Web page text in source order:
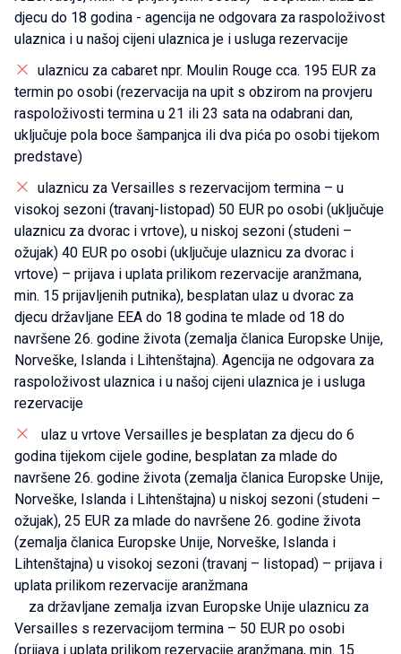
djecu do 18 godina - agencija ne odgovara za raspoloživost
ulaznica i u našoj cijeni ulaznica je i usluga rezervacije
ulaznicu za cabaret npr. Moulin Rouge cca. 195 EUR za
termin po osobi (rezervacija na upit s obzirom na provjeru
raspoloživosti termina u 21 ili 23 sata na odabrani dan,
uključuje pola boce šampanjca ili dva pića po osobi tijekom
predstave)
ulaznicu za Versailles s rezervacijom termina – u
visokoj sezoni (travanj-listopad) 50 EUR po osobi (uključuje
ulaznicu za dvorac i vrtove), u niskoj sezoni (studeni –
ožujak) 40 EUR po osobi (uključuje ulaznicu za dvorac i
vrtove) – prijava i uplata prilikom rezervacije aranžmana,
min. 15 prijavljenih putnika), besplatan ulaz u dvorac za
djecu državljane EEA do 18 godina te mlade od 18 do
navršene 26. godine života (zemalja članica Europske Unije,
Norveške, Islanda i Lihtenštajna). Agencija ne odgovara za
raspoloživost ulaznica i u našoj cijeni ulaznica je i usluga
rezervacije
ulaz u vrtove Versailles je besplatan za djecu do 6
godina tijekom cijele godine, besplatan za mlade do
navršene 26. godine života (zemalja članica Europske Unije,
Norveške, Islanda i Lihtenštajna) u niskoj sezoni (studeni –
ožujak), 25 EUR za mlade do navršene 26. godine života
(zemalja članica Europske Unije, Norveške, Islanda i
Lihtenštajna) u visokoj sezoni (travanj – listopad) – prijava i
uplata prilikom rezervacije aranžmana
za državljane zemalja izvan Europske Unije ulaznicu za
Versailles s rezervacijom termina – 50 EUR po osobi
(prijava i uplata prilikom rezervacije aranžmana, min. 15